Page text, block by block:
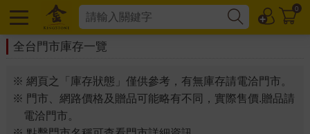
0
全台門市庫存一覽
※ 網頁之「庫存狀態」僅供參考，有無庫存請電洽門市。
※ 門市、網路價格及贈品可能略有不同，實際售價.贈品請
電洽門市。